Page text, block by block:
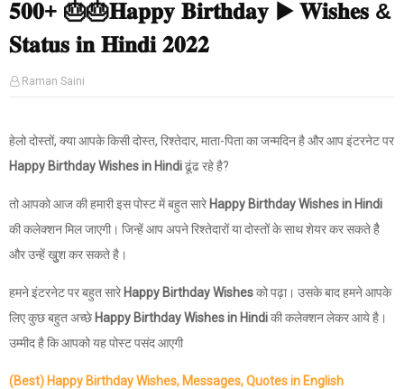
𝟓𝟎𝟎+ 🎂🎂𝐇𝐚𝐩𝐩𝐲 𝐁𝐢𝐫𝐭𝐡𝐝𝐚𝐲 ▶ 𝐖𝐢𝐬𝐡𝐞𝐬 &
𝐒𝐭𝐚𝐭𝐮𝐬 𝐢𝐧 𝐇𝐢𝐧𝐝𝐢 𝟐𝟎𝟐𝟐
Raman Saini
हेलो दोस्तों, क्या आपके किसी दोस्त, रिश्तेदार, माता-पिता का जन्मदिन है और आप इंटरनेट पर
Happy Birthday Wishes in Hindiढूंढ रहे है?
तो आपको आज की हमारी इस पोस्ट में बहुत सारे Happy Birthday Wishes in Hindi
की कलेक्शन मिल जाएगी। जिन्हें आप अपने रिश्तेदारों या दोस्तों के साथ शेयर कर सकते हैै
और उन्हें खुुश कर सकते है।
हमने इंटरनेट पर बहुत सारे Happy Birthday Wishesको पढ़ा। उसके बाद हमने आपके
लिए कुछ बहुत अच्छे Happy Birthday Wishes in Hindiकी कलेक्शन लेकर आये है।
उम्मीद है कि आपको यह पोस्ट पसंद आएगी
(Best) Happy Birthday Wishes, Messages, Quotes in English